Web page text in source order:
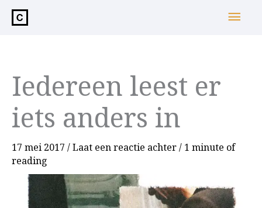
inhoud
Iedereen leest er
iets anders in
17 mei 2017 /Laat een reactie achter/ 1 minute of
reading